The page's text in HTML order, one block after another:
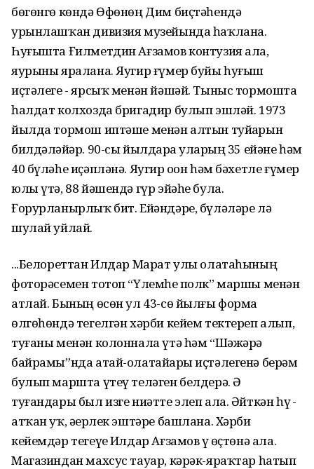
бөгөнгө көндә Өфөнөң Дим биҫтәһендә
урынлашҡан дивизия музейында һаҡлана.
Һуғышта Ғилметдин Ағзамов контузия ала,
яурыны яралана. Яугир ғүмер буйы һуғыш
иҫтәлеге - ярсыҡ менән йәшәй. Тыныс тормошта
һалдат колхозда бригадир булып эшләй. 1973
йылда тормош иптәше менән алтын туйҙарын
билдәләйҙәр. 90-сы йылдарҙа уларҙың 35 ейәне һәм
40 бүләһе иҫәпләнә. Яугир оҙон һәм бәхетле ғүмер
юлы үтә, 88 йәшендә гүр эйәһе була.
Ғорурланырлыҡ бит. Ейәндәре, бүләләре лә
шулай уйлай.
...Белореттан Илдар Марат улы олатаһының
фоторәсемен тотоп “Үлемһеҙ полк” маршы менән
атлай. Бының өсөн ул 43-сө йылғы форма
өлгөһөндә тегелгән хәрби кейем тектереп алып,
туғаны менән колоннала үтә һәм “Шәжәрә
байрамы”нда атай-олатайҙары иҫтәлегенә берҙәм
булып маршта үтеү теләген белдерә. Ә
туғандары был изге ниәтте элеп ала. Әйткән һүҙ -
атҡан уҡ, әҙерлек эштәре башлана. Хәрби
кейемдәр тегеүҙе Илдар Ағзамов үҙ өҫтөнә ала.
Магазиндан махсус тауар, кәрәк-яраҡтар һатып